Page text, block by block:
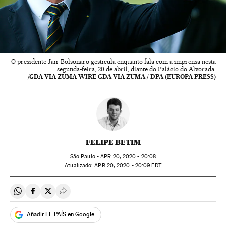
O presidente Jair Bolsonaro gesticula enquanto fala com a imprensa nesta
segunda-feira, 20 de abril, diante do Palácio do Alvorada.
-/GDA VIA ZUMA WIRE GDA VIA ZUMA / DPA (EUROPA PRESS)
FELIPE BETIM
São Paulo -APR 20, 2020 - 20:08
atualizado: APR20, 2020 - 20:09 EDT
Compartir en Whatsapp
Compartir en Facebook
Compartir en Twitter
Desplegar Redes Sociales
Añadir EL PAÍS en Google